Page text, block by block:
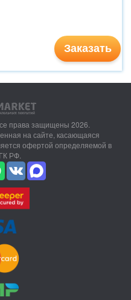
Заказать
права защищены 2026.
на сайте, касающаяся
офертой определяемой в
РФ.